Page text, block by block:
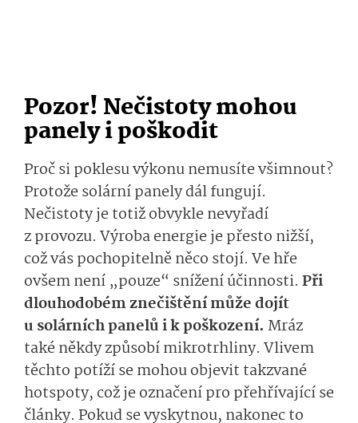
Pozor! Nečistoty mohou
panely i poškodit
Proč si poklesu výkonu nemusíte všimnout?
Protože solární panely dál fungují.
Nečistoty je totiž obvykle nevyřadí
z provozu. Výroba energie je přesto nižší,
což vás pochopitelně něco stojí. Ve hře
ovšem není „pouze“ snížení účinnosti. Při
dlouhodobém znečištění může dojít
u solárních panelů i k poškození. Mráz
také někdy způsobí mikrotrhliny. Vlivem
těchto potíží se mohou objevit takzvané
hotspoty, což je označení pro přehřívající se
články. Pokud se vyskytnou, nakonec to